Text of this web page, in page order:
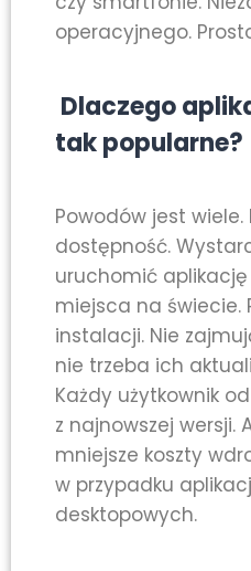
operacyjnego.
Dlaczego
tak popularne?
Powodów jest wiele.
dostępność.
uruchomić
miejsca na świecie.
instalacji. Nie
nie trzeba ich
Każdy użytkownik
z najnowszej wersji.
mniejsze koszty
w przypadku
desktopowych.